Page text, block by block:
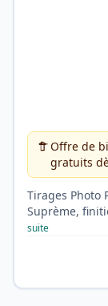
Offre de
gratuits
Tirages Photo
Suprème,
suite